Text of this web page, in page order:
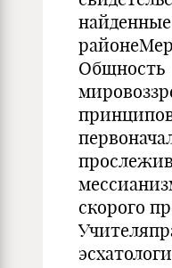
найденные
Общность
скорого